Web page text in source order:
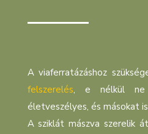
A viaferratázáshoz
felszerelés, e nélkül ne
életveszélyes, és másokat
A sziklát mászva szerelik